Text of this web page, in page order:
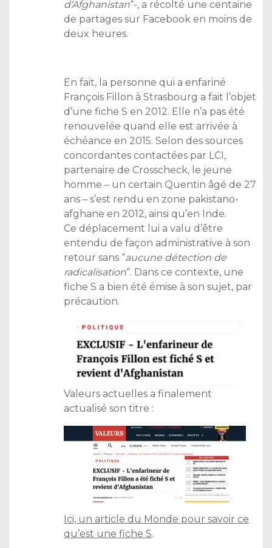
d’Afghanistan“-, a récolté une centaine
de partages sur Facebook en moins de
deux heures.
En fait, la personne qui a enfariné
François Fillon à Strasbourg a fait l’objet
d’une fiche S en 2012. Elle n’a pas été
renouvelée quand elle est arrivée à
échéance en 2015. Selon des sources
concordantes contactées par LCI,
partenaire de Crosscheck, le jeune
homme – un certain Quentin âgé de 27
ans – s’est rendu en zone pakistano-
afghane en 2012, ainsi qu’en Inde.
Ce déplacement lui a valu d’être
entendu de façon administrative à son
retour sans “aucune détection de
radicalisation“. Dans ce contexte, une
fiche S a bien été émise à son sujet, par
précaution.
Valeurs actuelles a finalement
actualisé son titre :
Ici, un article du Monde pour savoir ce
qu’est une fiche S.